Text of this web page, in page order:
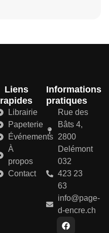
Liens
rapides
Librairie
Papeterie
Événements
À
propos
Contact
Informations
pratiques
Rue des
Bâts 4,
2800
Delémont
032
423 23
63
info@page-
d-encre.ch